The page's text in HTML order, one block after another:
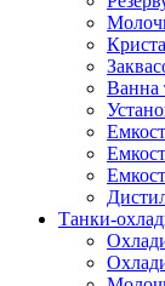
Ванна
Танки-